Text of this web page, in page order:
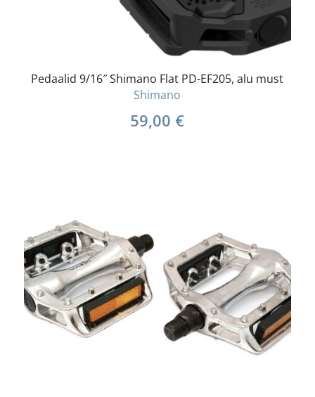
Pedaalid 9/16″ Shimano Flat PD-EF205, alu must
Shimano
59,00 €